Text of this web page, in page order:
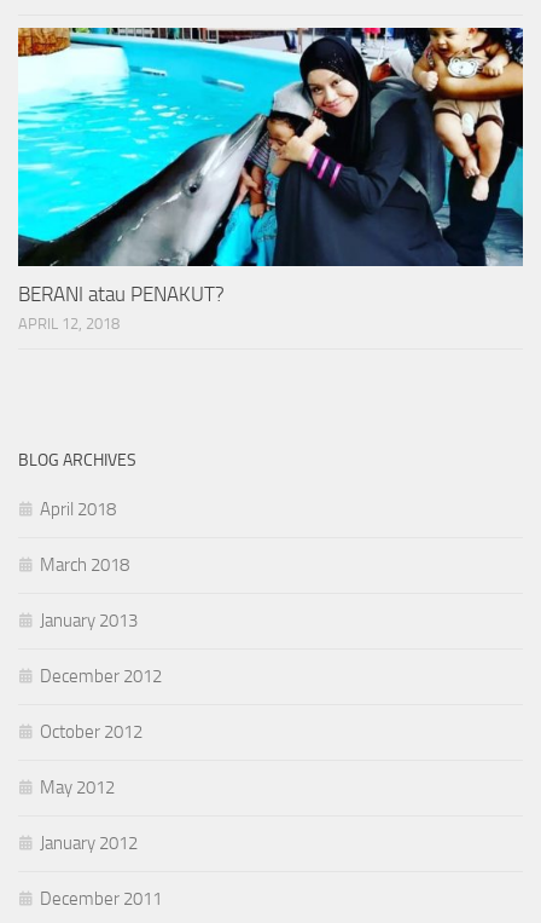
BERANI atau PENAKUT?
APRIL 12, 2018
BLOG ARCHIVES
April 2018
March 2018
January 2013
December 2012
October 2012
May 2012
January 2012
December 2011